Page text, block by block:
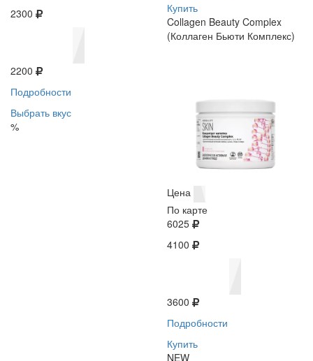
2300
2200
Подробности
Выбрать вкус
%
Купить
Collagen Beauty Complex
(Коллаген Бьюти Комплекс)
Цена
По карте
6025
4100
3600
Подробности
Купить
NEW